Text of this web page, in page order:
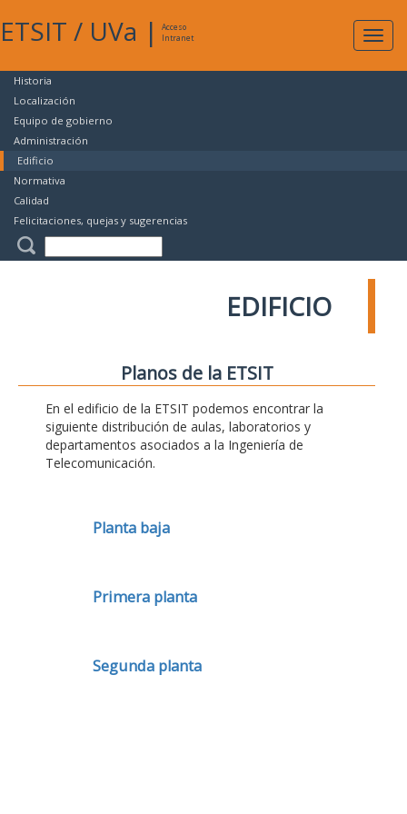
ETSIT / UVa |
Acceso
Intranet
Historia
Localización
Equipo de gobierno
Administración
Edificio
Normativa
Calidad
Felicitaciones, quejas y sugerencias
EDIFICIO
Planos de la ETSIT
En el edificio de la ETSIT podemos encontrar la
siguiente distribución de aulas, laboratorios y
departamentos asociados a la Ingeniería de
Telecomunicación.
Planta baja
Primera planta
Segunda planta